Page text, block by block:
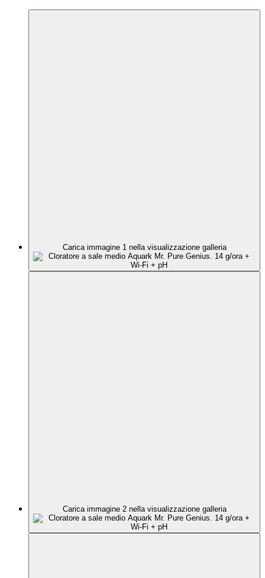
Carica immagine 1 nella visualizzazione galleria
Carica immagine 2 nella visualizzazione galleria